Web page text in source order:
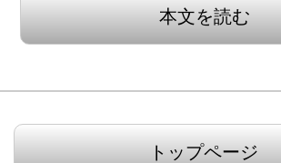
本文を読む
トップページ